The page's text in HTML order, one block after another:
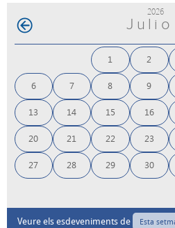
2026
Julio
1 2
6 7 8 9
13 14 15 16
20 21 22 23
27 28 29 30
Veure els esdeveniments de Esta